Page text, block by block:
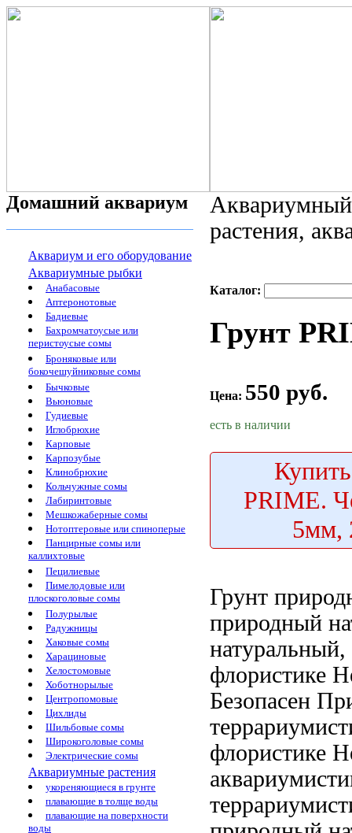
Домашний аквариум
Аквариум и его оборудование
Аквариумные рыбки
Анабасовые
Аптеронотовые
Бадиевые
Бахромчатоусые или
перистоусые сомы
Броняковые или
бокочешуйниковые сомы
Бычковые
Вьюновые
Гудиевые
Иглобрюхие
Карповые
Карпозубые
Клинобрюхие
Кольчужные сомы
Лабиринтовые
Мешкожаберные сомы
Нотоптеровые или спиноперые
Панцирные сомы или
каллихтовые
Пецилиевые
Пимелодовые или
плоскоголовые сомы
Полурылые
Радужницы
Хаковые сомы
Харациновые
Хелостомовые
Хоботнорылые
Центропомовые
Цихлиды
Шильбовые сомы
Широкоголовые сомы
Электрические сомы
Аквариумные растения
укореняющиеся в грунте
плавающие в толще воды
плавающие на поверхности
воды
растения,
Каталог:
Грунт
Цена: 550 руб.
есть в наличии
Купить
PRIME.
5мм,
Грунт
природный
флористике
Безопасен
флористике